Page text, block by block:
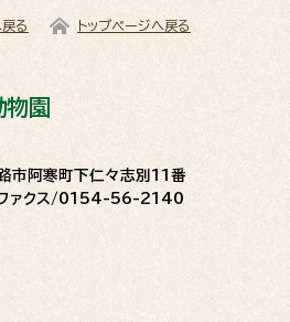
る トップページへ戻る
園
阿寒町下仁々志別11番
クス/0154-56-2140